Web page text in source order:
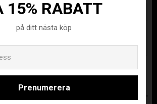
Evosport AB
från Evosport AB
15% RABATT
på ditt nästa köp
Prenumerera